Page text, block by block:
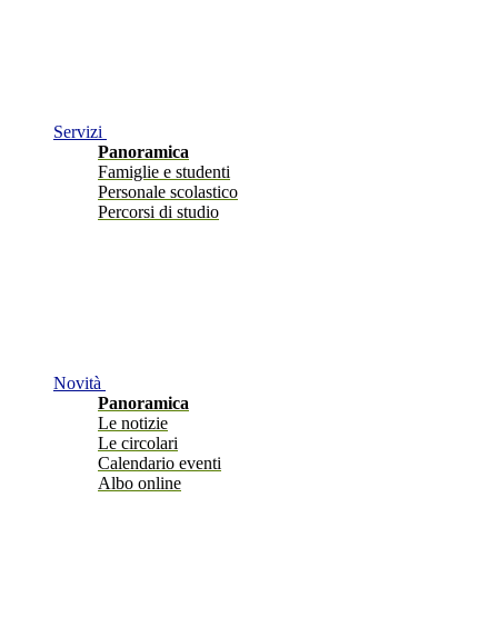
Servizi
Panoramica
Famiglie e studenti
Personale scolastico
Percorsi di studio
Novità
Panoramica
Le notizie
Le circolari
Calendario eventi
Albo online